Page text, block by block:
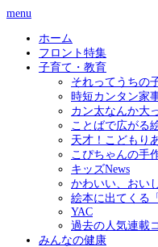
menu
ホーム
フロント特集
子育て・教育
それってうちの
時短カンタン家
カン太なんか大
ことばで広がる
天才！こどもり
こぴちゃんの手
キッズNews
かわいい、おい
絵本に出てくる
YAC
過去の人気連載
みんなの健康